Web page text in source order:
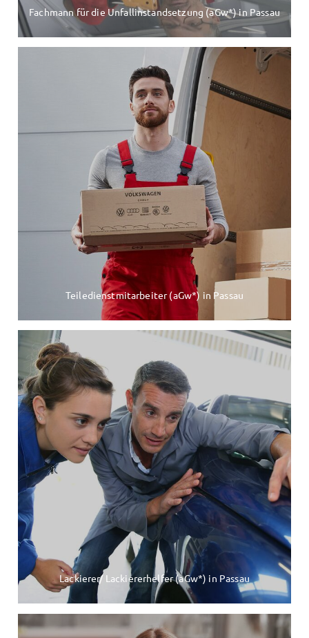
Fachmann für die Unfallinstandsetzung (aGw*) in Passau
Teiledienstmitarbeiter (aGw*) in Passau
Lackierer/ Lackiererhelfer (aGw*) in Passau